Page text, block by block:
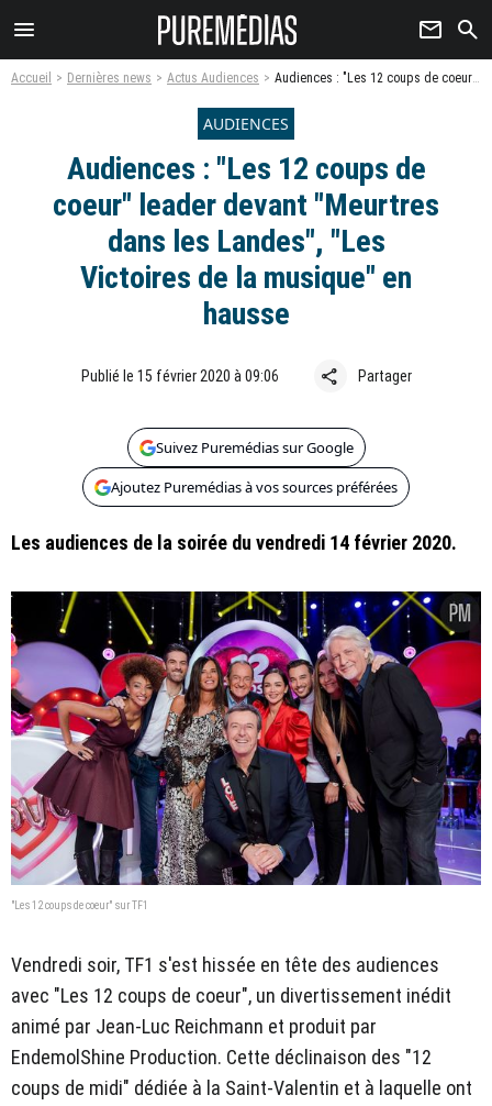
menu newsletter search
Accueil Dernières news Actus Audiences Audiences : "Les 12 coups de coeur" leader devant "Meurtres dans les Landes", "Les Victoires de la musique" en hausse
AUDIENCES
Audiences : "Les 12 coups de
coeur" leader devant "Meurtres
dans les Landes", "Les
Victoires de la musique" en
hausse
Publié le 15 février 2020 à 09:06 share Partager
Suivez Puremédias sur Google
Ajoutez Puremédias à vos sources préférées
Les audiences de la soirée du vendredi 14 février 2020.
"Les 12 coups de coeur" sur TF1
Vendredi soir, TF1 s'est hissée en tête des audiences
avec "Les 12 coups de coeur", un divertissement inédit
animé par Jean-Luc Reichmann et produit par
EndemolShine Production. Cette déclinaison des "12
coups de midi" dédiée à la Saint-Valentin et à laquelle ont